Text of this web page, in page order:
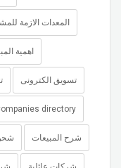
المعدات الازمة
اهمية
تسويق الكترونى
directory
شرح المبيعات